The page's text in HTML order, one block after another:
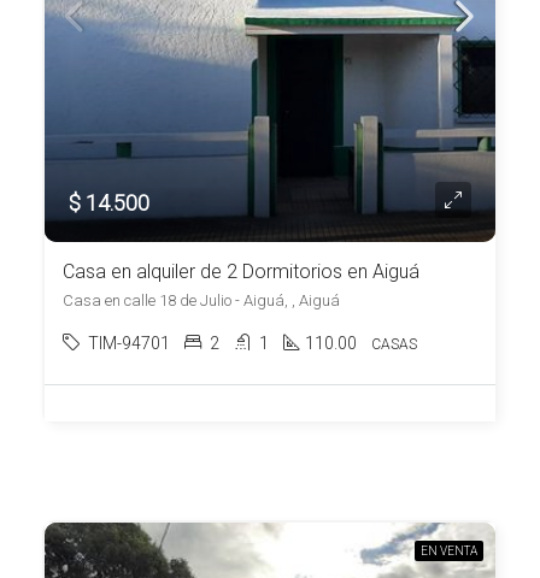
$ 14.500
Casa en alquiler de 2 Dormitorios en Aiguá
Casa en calle 18 de Julio - Aiguá, , Aiguá
TIM-94701 2 1 110.00 CASAS
EN VENTA